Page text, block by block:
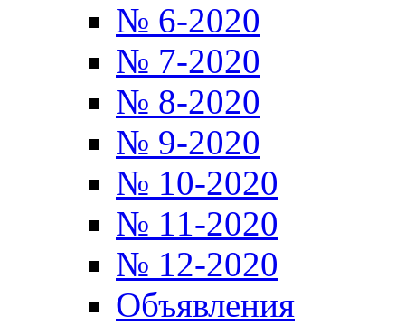
№ 6-2020
№ 7-2020
№ 8-2020
№ 9-2020
№ 10-2020
№ 11-2020
№ 12-2020
Объявления